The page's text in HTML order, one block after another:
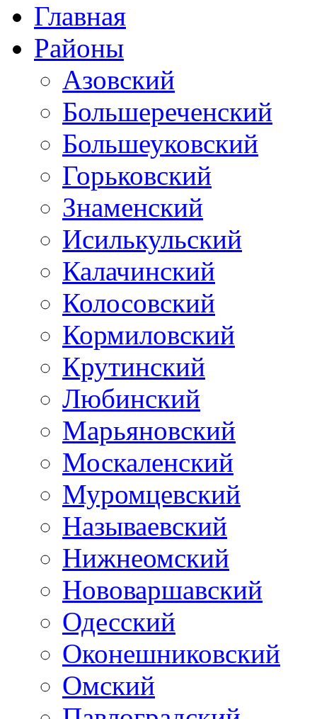
Главная
Районы
Азовский
Большереченский
Большеуковский
Горьковский
Знаменский
Исилькульский
Калачинский
Колосовский
Кормиловский
Крутинский
Любинский
Марьяновский
Москаленский
Муромцевский
Называевский
Нижнеомский
Нововаршавский
Одесский
Оконешниковский
Омский